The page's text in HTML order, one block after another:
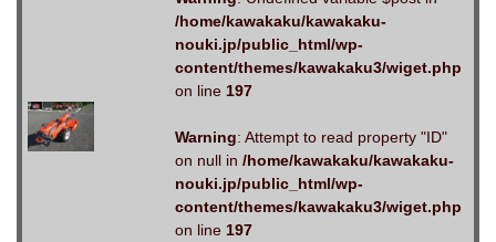
/home/kawakaku/kawakaku-
nouki.jp/public_html/wp-
content/themes/kawakaku3/wiget.php
on line 197
Warning: Attempt to read property "ID"
on null in /home/kawakaku/kawakaku-
nouki.jp/public_html/wp-
content/themes/kawakaku3/wiget.php
on line 197